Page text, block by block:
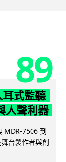
89
耳式監聽
人聲利器
MDR-7506 到
台製作者與創